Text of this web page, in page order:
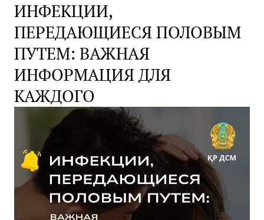
ИНФЕКЦИИ,
ПЕРЕДАЮЩИЕСЯ ПОЛОВЫМ
ПУТЕМ: ВАЖНАЯ
ИНФОРМАЦИЯ ДЛЯ
КАЖДОГО